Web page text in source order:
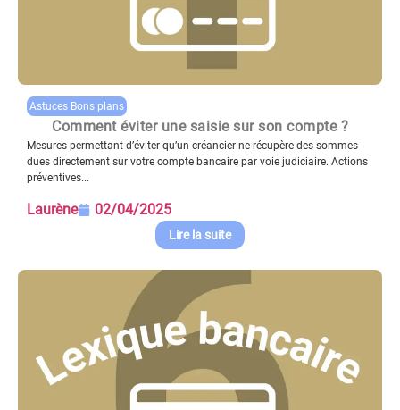
Astuces Bons plans
Comment éviter une saisie sur son compte ?
Mesures permettant d’éviter qu’un créancier ne récupère des sommes
dues directement sur votre compte bancaire par voie judiciaire. Actions
préventives...
Laurène 02/04/2025
Lire la suite